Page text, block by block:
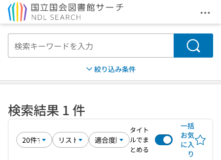
メ
検索
絞り込み条件
検索結果 1 件
タイト
ルでま
とめる
一括
お気
に入
り